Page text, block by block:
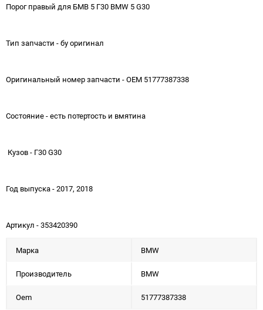
Порог правый для БМВ 5 Г30 BMW 5 G30
Тип запчасти - бу оригинал
Оригинальный номер запчасти - OEM 51777387338
Состояние - есть потертость и вмятина
Кузов - Г30 G30
Год выпуска - 2017, 2018
Артикул - 353420390
Марка BMW
Производитель BMW
Oem 51777387338